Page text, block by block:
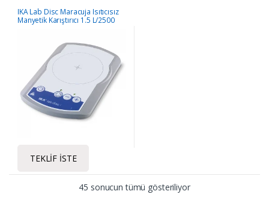
IKA Lab Disc Maracuja Isıtıcısız
Manyetik Karıştırıcı 1.5 L/2500
TEKLIF İSTE
45 sonucun tümü gösteriliyor